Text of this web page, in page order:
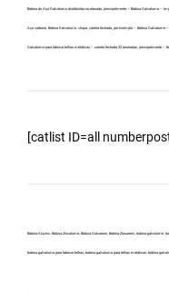
Bobina de Aço Galvalume distribuidor no atacado, principalmente – Bobina Galvalume –
Aço carbono, Bobina Galvalume, chapa, carreta fechada, por exemplo – Bobina Galvalume
Galvalume para fabricar telhas metálicas – carreta fechada 32 toneladas, principalmente –
[catlist ID=all
Bobina Aluzinc, Bobina Zincalume, Bobina Galvanew, Bobina Zincanew, bobina galvolume,
bobina galvalume para fabricar telhas, bobina galvalume para telhas metálicas, bobina